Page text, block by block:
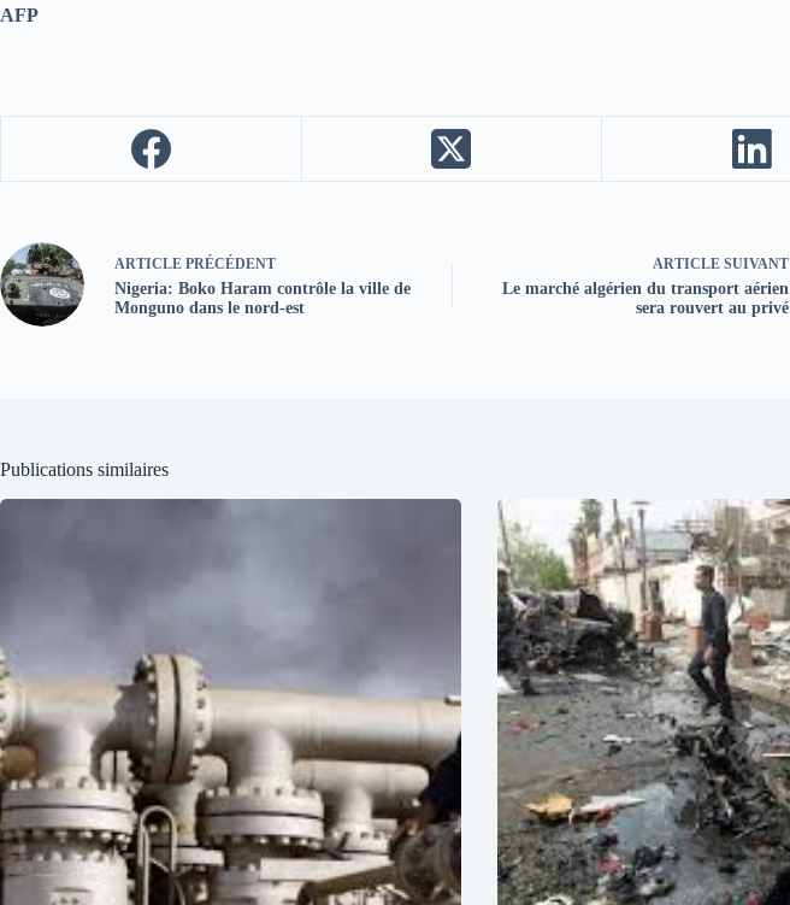
AFP
ARTICLE PRÉCÉDENT
Nigeria: Boko Haram contrôle la ville de
Monguno dans le nord-est
ARTICLE SUIVANT
Le marché algérien du transport aérien
sera rouvert au privé
Publications similaires